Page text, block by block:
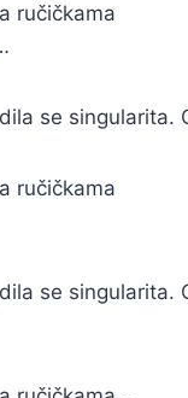
ručičkama
se
ručičkama
se